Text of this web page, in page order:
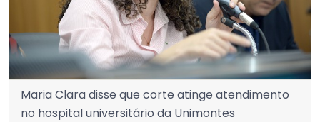
Maria Clara disse que corte atinge atendimento
no hospital universitário da Unimontes